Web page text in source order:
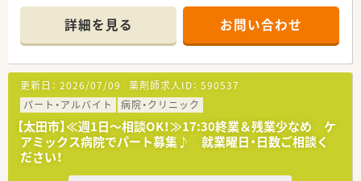
詳細を見る お問い合わせ
更新日： 2026/07/09 薬剤師求人ID： 590537
パート・アルバイト
病院・クリニック
【太田市】≪週1日～相談OK！≫17:30終業＆残業少なめ ケ
アミックス病院でパート募集♪ 就業曜日・日数ご相談く
ださい！